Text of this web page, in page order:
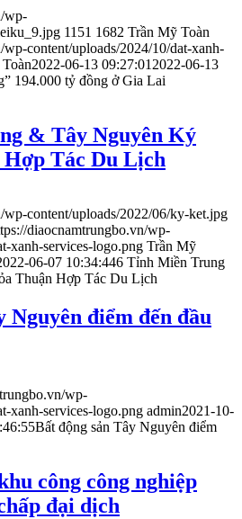
wp-
1151 1682 Trần Mỹ Toàn
content/uploads/2024/10/dat-xanh-
2022-06-13 09:27:01 2022-06-13
194.000 tỷ đồng ở Gia Lai
& Tây Nguyên Ký
Tác Du Lịch
content/uploads/2022/06/ky-ket.jpg
diaocnamtrungbo.vn/wp-
xanh-services-logo.png Trần Mỹ
06-07 10:34:446 Tỉnh Miền Trung
Thuận Hợp Tác Du Lịch
Nguyên điểm đến đầu
wp-
xanh-services-logo.png admin2021-10-
Bất động sản Tây Nguyên điểm
công công nghiệp
đại dịch